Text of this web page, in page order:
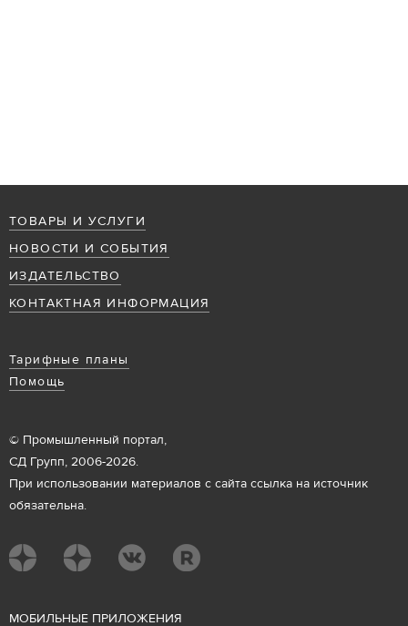
ТОВАРЫ И УСЛУГИ
НОВОСТИ И СОБЫТИЯ
ИЗДАТЕЛЬСТВО
КОНТАКТНАЯ ИНФОРМАЦИЯ
Тарифные планы
Помощь
© Промышленный портал,
СД Групп, 2006-2026.
При использовании материалов с сайта ссылка на источник
обязательна.
МОБИЛЬНЫЕ ПРИЛОЖЕНИЯ